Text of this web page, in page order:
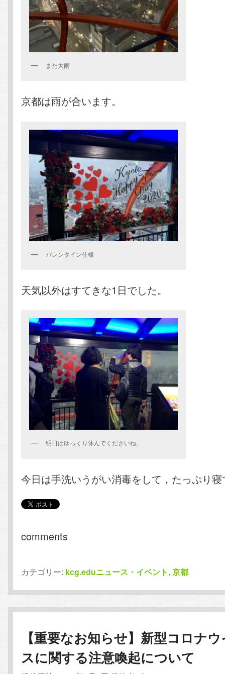
また大雨
京都は雨が合います。
バレンタイン仕様
天気以外はすてきな1日でした。
明日はゆっくり休んでくださいね。
今日は手洗いうがい消毒をして，たっぷり
comments
カテゴリー: kcg.eduニュース・イベント,京都
【重要なお知らせ】新型コロナ
スに関する注意喚起について